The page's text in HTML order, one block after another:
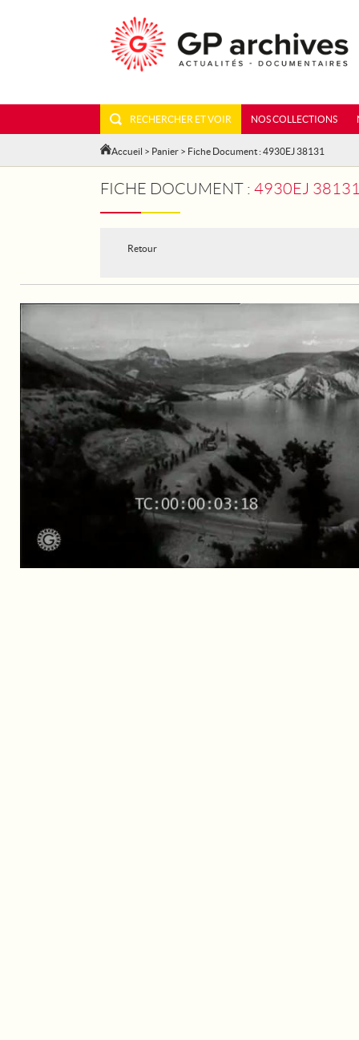
RECHERCHER ET VOIR NOS COLLECTIONS
Accueil > Panier > Fiche Document : 4930EJ 38131
FICHE DOCUMENT : 4930EJ 38131
Retour